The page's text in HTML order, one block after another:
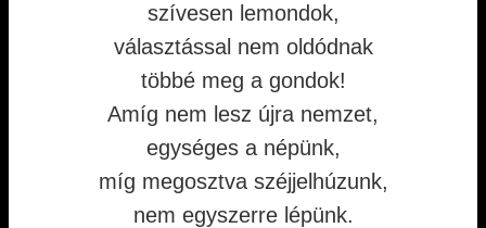
szívesen lemondok,
választással nem oldódnak
többé meg a gondok!
Amíg nem lesz újra nemzet,
egységes a népünk,
míg megosztva széjjelhúzunk,
nem egyszerre lépünk.